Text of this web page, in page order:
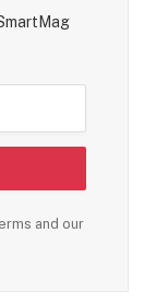
and our